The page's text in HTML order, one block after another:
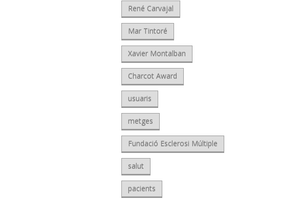
René Carvajal
Mar Tintoré
Xavier Montalban
Charcot Award
usuaris
metges
Fundació Esclerosi Múltiple
salut
pacients